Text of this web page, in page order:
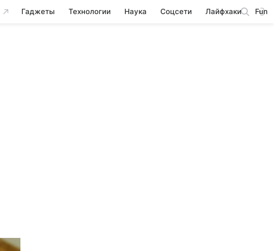
Гаджеты Технологии Наука Соцсети Лайфхаки Fun